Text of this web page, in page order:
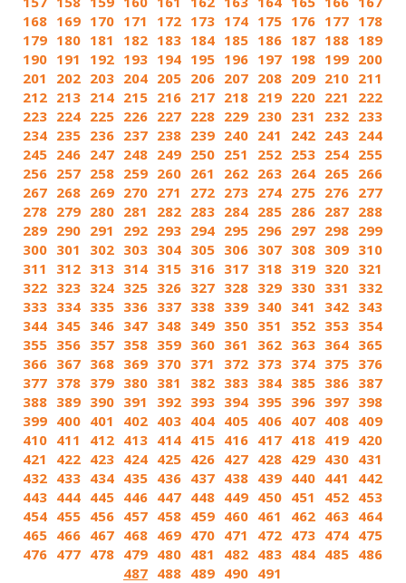
168 169 170 171 172 173 174 175 176 177 178
179 180 181 182 183 184 185 186 187 188 189
190 191 192 193 194 195 196 197 198 199 200
201
202 203 204 205 206 207 208 209 210 211
212 213 214 215 216 217 218 219 220 221
222
223 224 225 226 227 228 229 230 231 232 233
234 235 236 237 238 239 240 241 242 243 244
245 246 247 248 249 250 251 252 253 254 255
256 257 258 259 260 261 262 263 264 265 266
267 268 269 270 271 272 273 274 275 276 277
278 279 280 281 282 283 284 285 286 287 288
289 290 291 292 293 294 295 296 297 298 299
300 301 302 303 304 305 306 307 308 309 310
311
312 313 314 315 316 317 318 319 320 321
322 323 324 325 326 327 328 329 330 331
332
333 334 335 336 337 338 339 340 341 342 343
344 345 346 347 348 349 350 351 352 353 354
355 356 357 358 359 360 361 362 363 364 365
366 367 368 369 370 371 372 373 374 375 376
377 378 379 380 381 382 383 384 385 386 387
388 389 390 391 392 393 394 395 396 397 398
399 400 401 402 403 404 405 406 407 408 409
410 411 412 413 414 415 416 417 418 419 420
421
422 423 424 425 426 427 428 429 430 431
432 433 434 435 436 437 438 439 440 441
442
443 444 445 446 447 448 449 450 451 452 453
454 455 456 457 458 459 460 461 462 463 464
465 466 467 468 469 470 471 472 473 474 475
476 477 478 479 480 481 482 483 484 485 486
487 488 489 490 491